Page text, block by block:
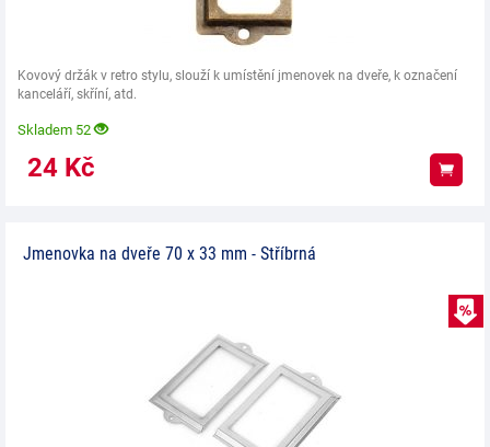
Kovový držák v retro stylu, slouží k umístění jmenovek na dveře, k označení
kanceláří, skříní, atd.
Skladem 52
24 Kč
Jmenovka na dveře 70 x 33 mm - Stříbrná